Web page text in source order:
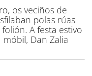
os veciños de
polas rúas
A festa estivo
Dan Zalia